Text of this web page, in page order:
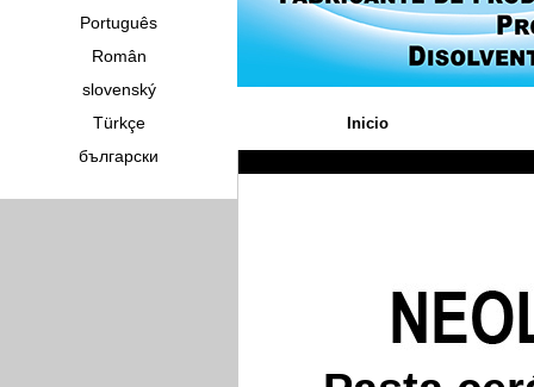
Português
Român
slovenský
Türkçe
български
Inicio